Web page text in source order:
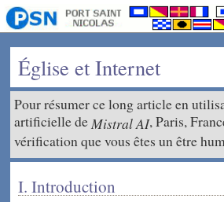
Église et Internet
Pour résumer ce long article en
artificielle deMistral AI, Paris,
vérification que vous êtes un être
I. Introduction